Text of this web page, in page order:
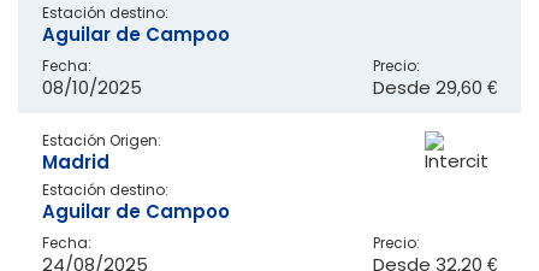
Estación destino:
Aguilar de Campoo
Fecha:
08/10/2025
Precio:
Desde 29,60 €
Estación Origen:
Madrid
Estación destino:
Aguilar de Campoo
Fecha:
24/08/2025
Precio:
Desde 32,20 €